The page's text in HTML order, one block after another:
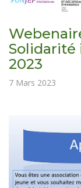
Solidarité
2023
7 Mars 2023